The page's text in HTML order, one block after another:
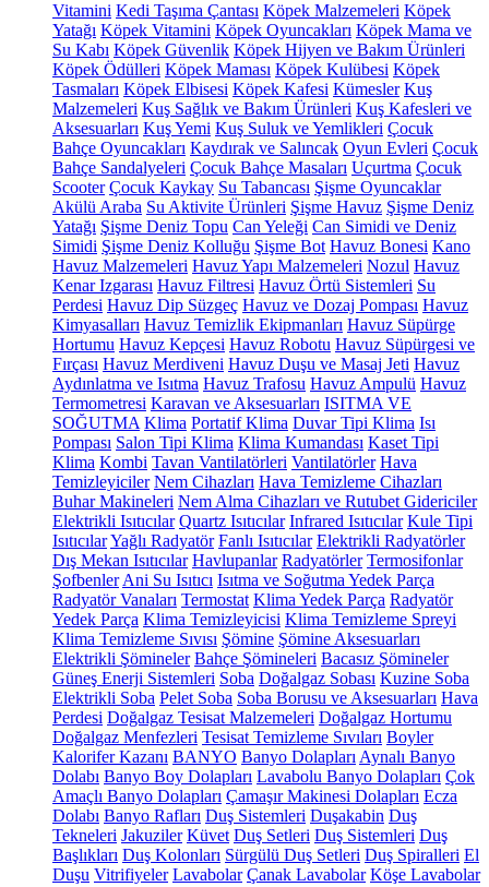
Vitamini Kedi Taşıma Çantası Köpek Malzemeleri Köpek
Yatağı Köpek Vitamini Köpek Oyuncakları Köpek Mama ve
Su Kabı Köpek Güvenlik Köpek Hijyen ve Bakım Ürünleri
Köpek Ödülleri Köpek Maması Köpek Kulübesi Köpek
Tasmaları Köpek Elbisesi Köpek Kafesi Kümesler Kuş
Malzemeleri Kuş Sağlık ve Bakım Ürünleri Kuş Kafesleri ve
Aksesuarları Kuş Yemi Kuş Suluk ve Yemlikleri Çocuk
Bahçe Oyuncakları Kaydırak ve Salıncak Oyun Evleri Çocuk
Bahçe Sandalyeleri Çocuk Bahçe Masaları Uçurtma Çocuk
Scooter Çocuk Kaykay Su Tabancası Şişme Oyuncaklar
Akülü Araba Su Aktivite Ürünleri Şişme Havuz Şişme Deniz
Yatağı Şişme Deniz Topu Can Yeleği Can Simidi ve Deniz
Simidi Şişme Deniz Kolluğu Şişme Bot Havuz Bonesi Kano
Havuz Malzemeleri Havuz Yapı Malzemeleri Nozul Havuz
Kenar Izgarası Havuz Filtresi Havuz Örtü Sistemleri Su
Perdesi Havuz Dip Süzgeç Havuz ve Dozaj Pompası Havuz
Kimyasalları Havuz Temizlik Ekipmanları Havuz Süpürge
Hortumu Havuz Kepçesi Havuz Robotu Havuz Süpürgesi ve
Fırçası Havuz Merdiveni Havuz Duşu ve Masaj Jeti Havuz
Aydınlatma ve Isıtma Havuz Trafosu Havuz Ampulü Havuz
Termometresi Karavan ve Aksesuarları ISITMA VE
SOĞUTMA Klima Portatif Klima Duvar Tipi Klima Isı
Pompası Salon Tipi Klima Klima Kumandası Kaset Tipi
Klima Kombi Tavan Vantilatörleri Vantilatörler Hava
Temizleyiciler Nem Cihazları Hava Temizleme Cihazları
Buhar Makineleri Nem Alma Cihazları ve Rutubet Gidericiler
Elektrikli Isıtıcılar Quartz Isıtıcılar Infrared Isıtıcılar Kule Tipi
IsıtıcılarYağlı Radyatör Fanlı Isıtıcılar Elektrikli Radyatörler
Dış Mekan Isıtıcılar Havlupanlar Radyatörler Termosifonlar
Şofbenler Ani Su Isıtıcı Isıtma ve Soğutma Yedek Parça
Radyatör Vanaları Termostat Klima Yedek Parça Radyatör
Yedek Parça Klima Temizleyicisi Klima Temizleme Spreyi
Klima Temizleme Sıvısı Şömine Şömine Aksesuarları
Elektrikli Şömineler Bahçe Şömineleri Bacasız Şömineler
Güneş Enerji Sistemleri Soba Doğalgaz Sobası Kuzine Soba
Elektrikli Soba Pelet Soba Soba Borusu ve Aksesuarları Hava
Perdesi Doğalgaz Tesisat Malzemeleri Doğalgaz Hortumu
Doğalgaz Menfezleri Tesisat Temizleme Sıvıları Boyler
Kalorifer Kazanı BANYO Banyo Dolapları Aynalı Banyo
Dolabı Banyo Boy Dolapları Lavabolu Banyo Dolapları Çok
Amaçlı Banyo Dolapları Çamaşır Makinesi Dolapları Ecza
Dolabı Banyo Rafları Duş Sistemleri Duşakabin Duş
Tekneleri Jakuziler Küvet Duş Setleri Duş Sistemleri Duş
Başlıkları Duş Kolonları Sürgülü Duş Setleri Duş Spiralleri El
Duşu Vitrifiyeler Lavabolar Çanak Lavabolar Köşe Lavabolar